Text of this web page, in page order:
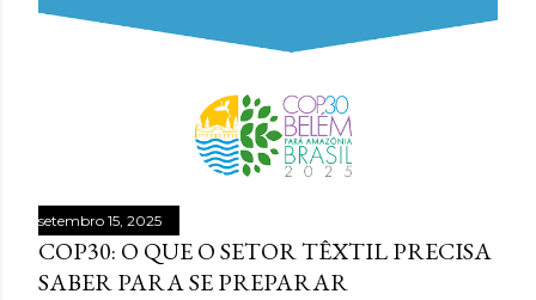
setembro 15, 2025
COP30: O QUE O SETOR TÊXTIL PRECISA
SABER PARA SE PREPARAR